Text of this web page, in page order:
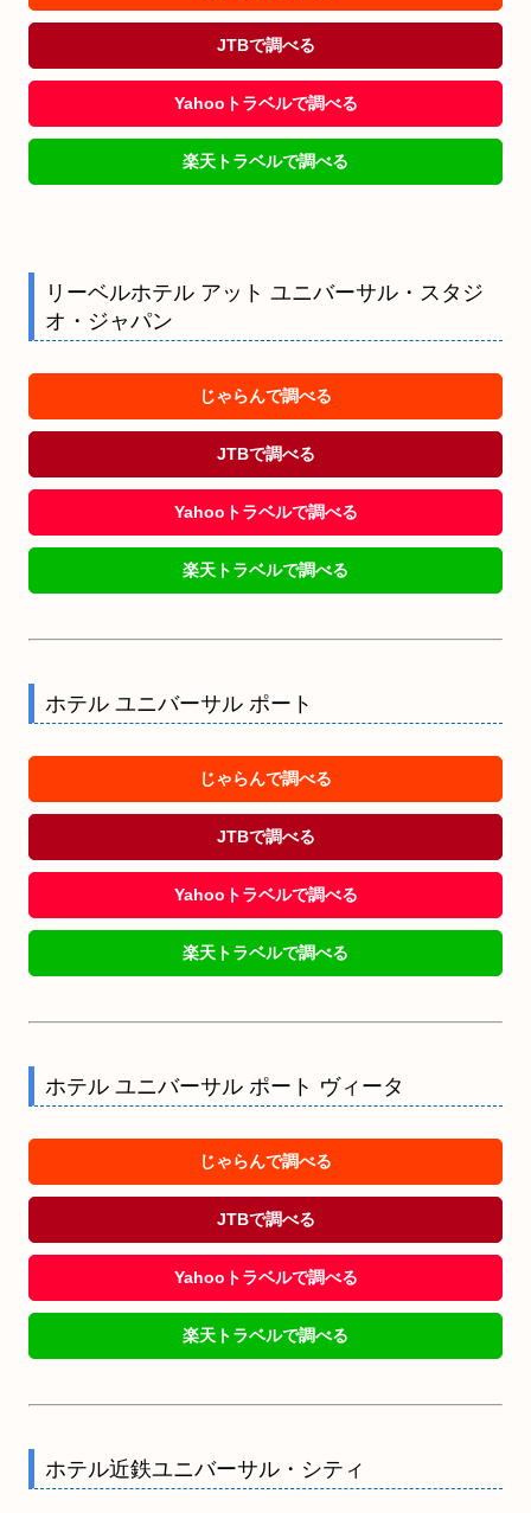
JTBで調べる
Yahooトラベルで調べる
楽天トラベルで調べる
リーベルホテル アット ユニバーサル・スタジ
オ・ジャパン
じゃらんで調べる
JTBで調べる
Yahooトラベルで調べる
楽天トラベルで調べる
ホテル ユニバーサル ポート
じゃらんで調べる
JTBで調べる
Yahooトラベルで調べる
楽天トラベルで調べる
ホテル ユニバーサル ポート ヴィータ
じゃらんで調べる
JTBで調べる
Yahooトラベルで調べる
楽天トラベルで調べる
ホテル近鉄ユニバーサル・シティ